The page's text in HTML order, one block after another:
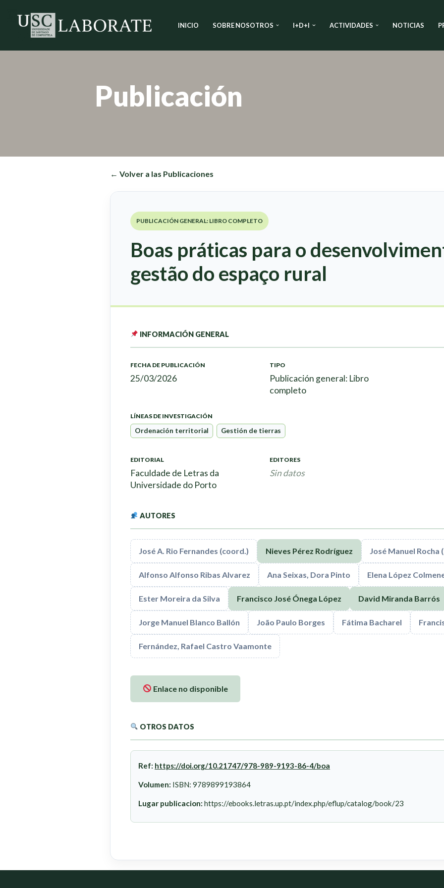
Saltar
INICIO SOBRE NOSOTROS I+D+I ACTIVIDADES NOTICIAS
Publicación
← Volver a las Publicaciones
PUBLICACIÓN GENERAL: LIBRO COMPLETO
Boas práticas para o
gestão do espaço rural
INFORMACIÓN GENERAL
FECHA DE PUBLICACIÓN
25/03/2026
TIPO
Publicación general: Libro
completo
LÍNEAS DE INVESTIGACIÓN
Ordenación territorial Gestión de tierras
EDITORIAL
Faculdade de Letras da
Universidade do Porto
EDITORES
Sin datos
AUTORES
José A. Rio Fernandes (coord.) Nieves Pérez Rodríguez José Manuel Rocha
Alfonso Alfonso Ribas Alvarez Ana Seixas, Dora Pinto Elena López
Ester Moreira da Silva Francisco José Ónega López David Miranda Barrós
Jorge Manuel Blanco Ballón João Paulo Borges Fátima Bacharel
Fernández, Rafael Castro Vaamonte
Enlace no disponible
OTROS DATOS
Ref: https://doi.org/10.21747/978-989-9193-86-4/boa
Volumen: ISBN: 9789899193864
Lugar publicacion: https://ebooks.letras.up.pt/index.php/eflup/catalog/book/23